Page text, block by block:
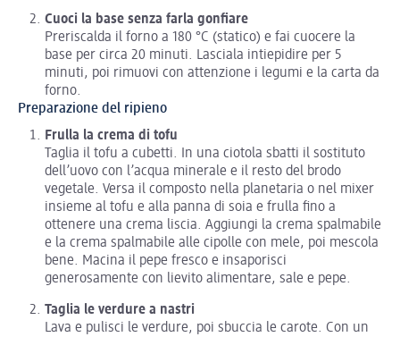
Cuoci la base senza farla gonfiare
Preriscalda il forno a 180 °C (statico) e fai cuocere la
base per circa 20 minuti. Lasciala intiepidire per 5
minuti, poi rimuovi con attenzione i legumi e la carta da
forno.
Preparazione del ripieno
Frulla la crema di tofu
Taglia il tofu a cubetti. In una ciotola sbatti il sostituto
dell’uovo con l’acqua minerale e il resto del brodo
vegetale. Versa il composto nella planetaria o nel mixer
insieme al tofu e alla panna di soia e frulla fino a
ottenere una crema liscia. Aggiungi la crema spalmabile
e la crema spalmabile alle cipolle con mele, poi mescola
bene. Macina il pepe fresco e insaporisci
generosamente con lievito alimentare, sale e pepe.
Taglia le verdure a nastri
Lava e pulisci le verdure, poi sbuccia le carote. Con un